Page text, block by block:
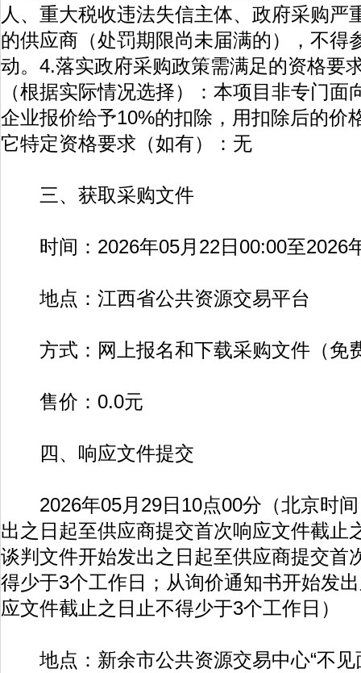
人、重大税收违法失信主体、政府采购严
的供应商（处罚期限尚未届满的），不得
动。4.落实政府采购政策需满足的资格要
（根据实际情况选择）：本项目非专门
企业报价给予10%的扣除，用扣除后的价
它特定资格要求（如有）：无
三、获取采购文件
时间：2026年05月22日00:00至2026
地点：江西省公共资源交易平台
方式：网上报名和下载采购文件（免
售价：0.0元
四、响应文件提交
2026年05月29日10点00分（北京时间
出之日起至供应商提交首次响应文件截止
谈判文件开始发出之日起至供应商提交首
得少于3个工作日；从询价通知书开始发
应文件截止之日止不得少于3个工作日）
地点：新余市公共资源交易中心“不见